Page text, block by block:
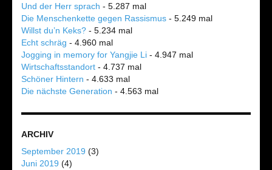
Und der Herr sprach - 5.287 mal
Die Menschenkette gegen Rassismus - 5.249 mal
Willst du’n Keks? - 5.234 mal
Echt schräg - 4.960 mal
Jogging in memory for Yangjie Li - 4.947 mal
Wirtschaftsstandort - 4.737 mal
Schöner Hintern - 4.633 mal
Die nächste Generation - 4.563 mal
ARCHIV
September 2019 (3)
Juni 2019 (4)